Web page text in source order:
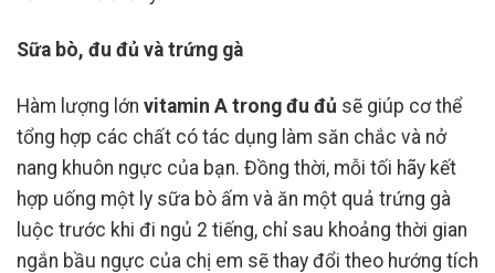
Sữa bò, đu đủ và trứng gà
Hàm lượng lớn vitamin A trong đu đủ sẽ giúp cơ thể
tổng hợp các chất có tác dụng làm săn chắc và nở
nang khuôn ngực của bạn. Đồng thời, mỗi tối hãy kết
hợp uống một ly sữa bò ấm và ăn một quả trứng gà
luộc trước khi đi ngủ 2 tiếng, chỉ sau khoảng thời gian
ngắn bầu ngực của chị em sẽ thay đổi theo hướng tích